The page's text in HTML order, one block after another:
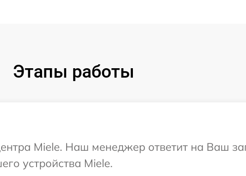
Этапы работы
Miele. Наш менеджер ответит на Ваш
устройства Miele.